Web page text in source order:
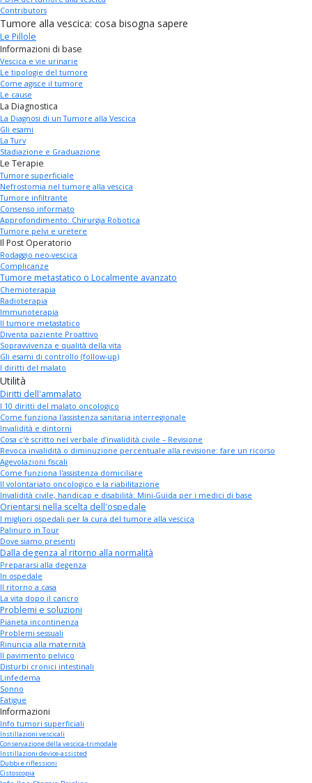
Contributors
Tumore alla vescica: cosa bisogna sapere
Le Pillole
Informazioni di base
Vescica e vie urinarie
Le tipologie del tumore
Come agisce il tumore
Le cause
La Diagnostica
La Diagnosi di un Tumore alla Vescica
Gli esami
La Turv
Stadiazione e Graduazione
Le Terapie
Tumore superficiale
Nefrostomia nel tumore alla vescica
Tumore infiltrante
Consenso informato
Approfondimento: Chirurgia Robotica
Tumore pelvi e uretere
Il Post Operatorio
Rodaggio neo-vescica
Complicanze
Tumore metastatico o Localmente avanzato
Chemioterapia
Radioterapia
Immunoterapia
Il tumore metastatico
Diventa paziente Proattivo
Sopravvivenza e qualità della vita
Gli esami di controllo (follow-up)
I diritti del malato
Utilità
Diritti dell'ammalato
I 10 diritti del malato oncologico
Come funziona l'assistenza sanitaria interregionale
Invalidità e dintorni
Cosa c'è scritto nel verbale d’invalidità civile – Revisione
Revoca invalidità o diminuzione percentuale alla revisione: fare un ricorso
Agevolazioni fiscali
Come funziona l'assistenza domiciliare
Il volontariato oncologico e la riabilitazione
Invalidità civile, handicap e disabilità: Mini-Guida per i medici di base
Orientarsi nella scelta dell'ospedale
I migliori ospedali per la cura del tumore alla vescica
Palinuro in Tour
Dove siamo presenti
Dalla degenza al ritorno alla normalità
Prepararsi alla degenza
In ospedale
Il ritorno a casa
La vita dopo il cancro
Problemi e soluzioni
Pianeta incontinenza
Problemi sessuali
Rinuncia alla maternità
Il pavimento pelvico
Disturbi cronici intestinali
Linfedema
Sonno
Fatigue
Informazioni
Info tumori superficiali
Instillazioni vescicali
Conservazione della vescica-trimodale
Instillazioni device-assisted
Dubbi e riflessioni
Cistoscopia